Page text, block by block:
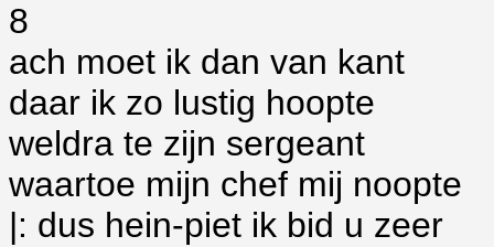
8
ach moet ik dan van kant
daar ik zo lustig hoopte
weldra te zijn sergeant
waartoe mijn chef mij noopte
|: dus hein-piet ik bid u zeer